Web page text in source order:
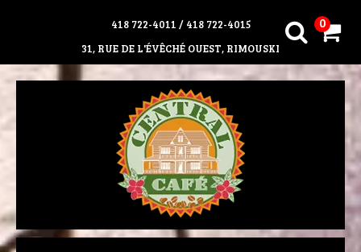
418 722-4011 / 418 722-4015
31, RUE DE L'ÉVÊCHÉ OUEST, RIMOUSKI
0